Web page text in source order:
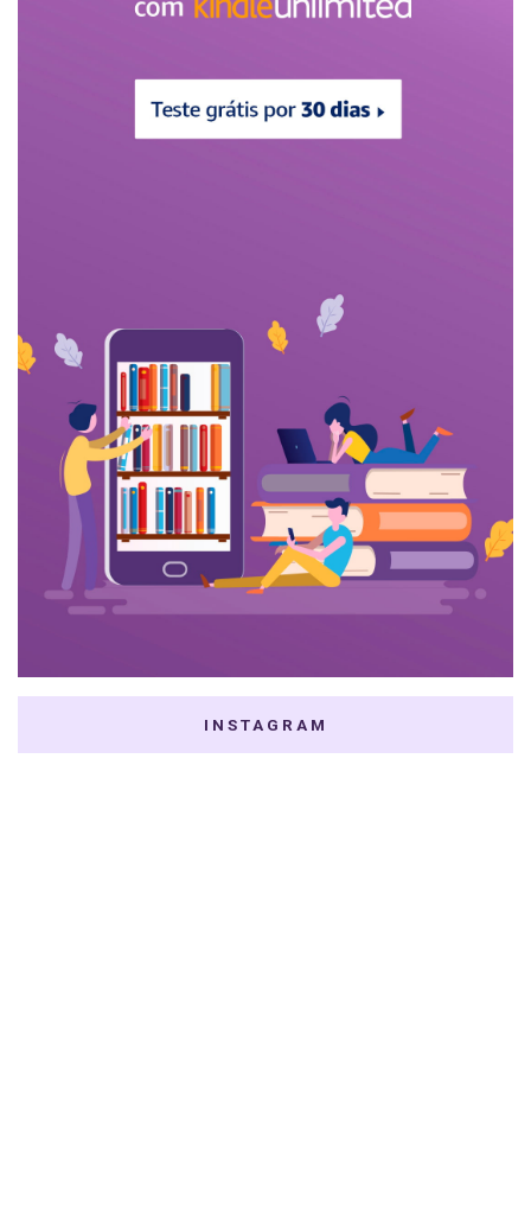
INSTAGRAM